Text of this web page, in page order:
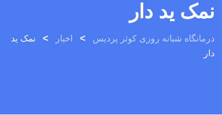
نمک ید دار
درمانگاه شبانه روزی کوثر پردیس > اخبار >
نمک ید
دار